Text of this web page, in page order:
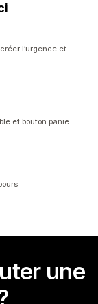
l’urgence et
et bouton panie
une